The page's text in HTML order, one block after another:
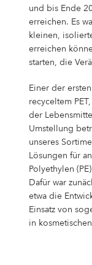
und bis Ende
erreichen. Es
kleinen,
erreichen
starten, die
Einer der
recyceltem
der
Umstellung
unseres
Lösungen für
Polyethylen
Dafür war
etwa die
Einsatz von
in